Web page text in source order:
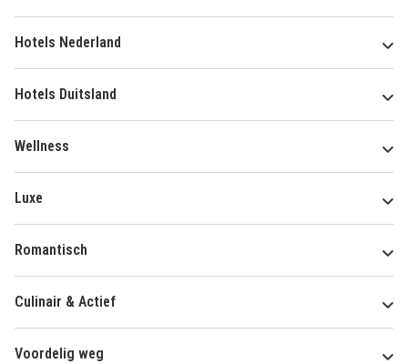
Hotels Nederland
Hotels Duitsland
Wellness
Luxe
Romantisch
Culinair & Actief
Voordelig weg